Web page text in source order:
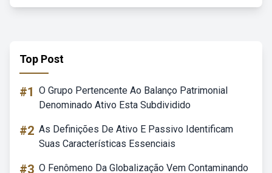
Top Post
#1 O Grupo Pertencente Ao Balanço Patrimonial
Denominado Ativo Esta Subdividido
#2 As Definições De Ativo E Passivo Identificam
Suas Características Essenciais
#3 O Fenômeno Da Globalização Vem Contaminando